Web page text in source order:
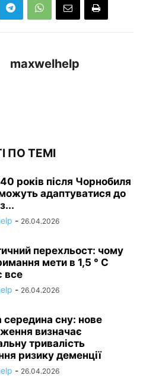
maxwelhelp
ПО ТЕМІ
років після Чорнобиля
адаптуватися до
- 26.04.2026
перехльост: чому
мети в 1,5 ° C
все
- 26.04.2026
середина сну: нове
визначає
тривалість
ризику деменції
- 26.04.2026